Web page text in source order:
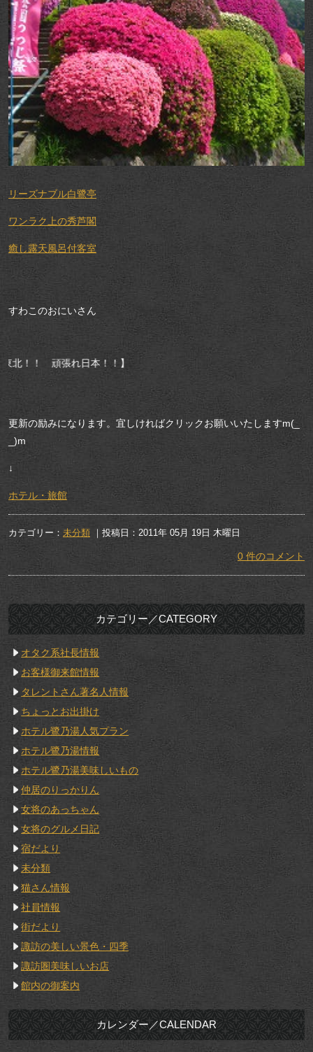
リーズナブル白鷺亭
ワンラク上の秀芦閣
癒し露天風呂付客室
すわこのおにいさん
本！！】
更新の励みになります。宜しければクリックお願いいたしますm(_
_)m
↓
ホテル・旅館
カテゴリー： 未分類 ｜投稿日：2011年 05月 19日 木曜日
0 件のコメント
カテゴリー／CATEGORY
オタク系社長情報
お客様御来館情報
タレントさん著名人情報
ちょっとお出掛け
ホテル鷺乃湯人気プラン
ホテル鷺乃湯情報
ホテル鷺乃湯美味しいもの
仲居のりっかりん
女将のあっちゃん
女将のグルメ日記
宿だより
未分類
猫さん情報
社員情報
街だより
諏訪の美しい景色・四季
諏訪圏美味しいお店
館内の御案内
カレンダー／CALENDAR